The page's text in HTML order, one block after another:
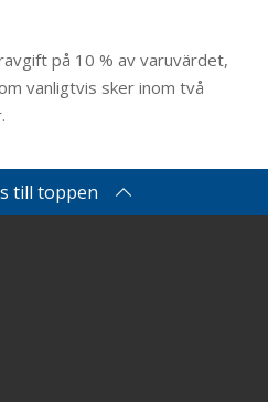
på 10 % av varuvärdet,
vanligtvis sker inom två
till toppen